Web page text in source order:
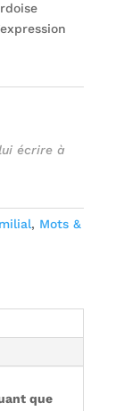
écrire à
, Mots &
que